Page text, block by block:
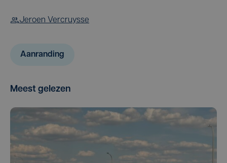
Jeroen Vercruysse
Aanranding
Meest gelezen